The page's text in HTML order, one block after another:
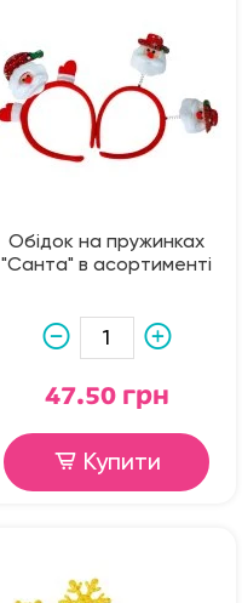
Обідок на пружинках
"Санта" в асортименті
47.50 грн
Купити